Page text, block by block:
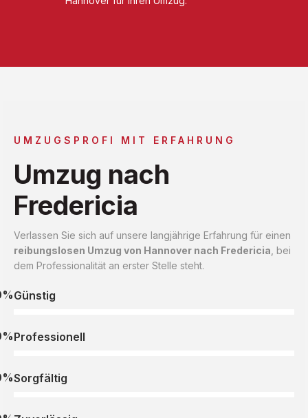
UMZUGSPROFI MIT ERFAHRUNG
Umzug nach
Fredericia
Verlassen Sie sich auf unsere langjährige Erfahrung für einen
reibungslosen Umzug von Hannover nach Fredericia , bei
dem Professionalität an erster Stelle steht.
Günstig
Professionell
Sorgfältig